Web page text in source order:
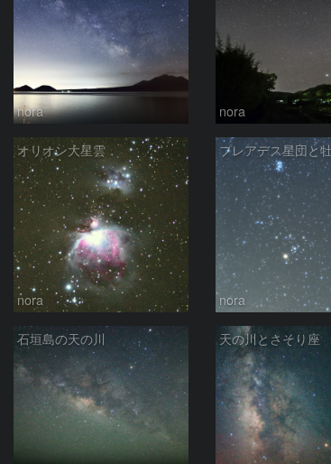
nora nora
オリオン大星雲
nora
プレアデス星団と
nora
石垣島の天の川 天の川とさそり座